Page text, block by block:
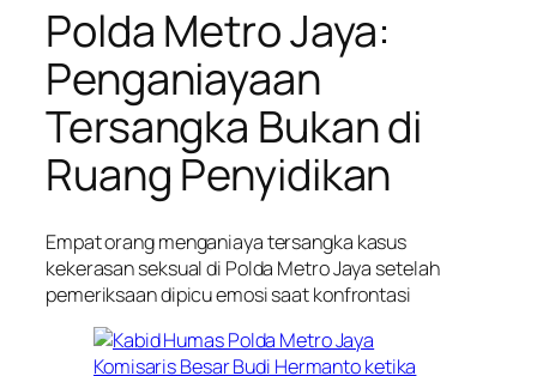
Polda Metro Jaya:
Penganiayaan
Tersangka Bukan di
Ruang Penyidikan
Empat orang menganiaya tersangka kasus
kekerasan seksual di Polda Metro Jaya setelah
pemeriksaan dipicu emosi saat konfrontasi